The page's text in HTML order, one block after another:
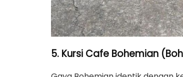
5. Kursi Cafe Bohemian